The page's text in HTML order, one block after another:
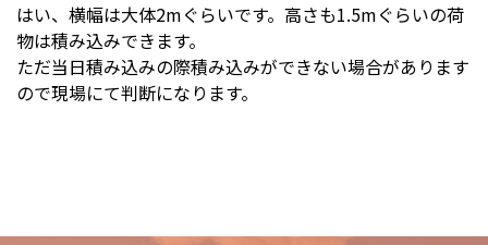
はい、横幅は大体2mぐらいです。高さも1.5mぐらいの荷
物は積み込みできます。
ただ当日積み込みの際積み込みができない場合があります
ので現場にて判断になります。